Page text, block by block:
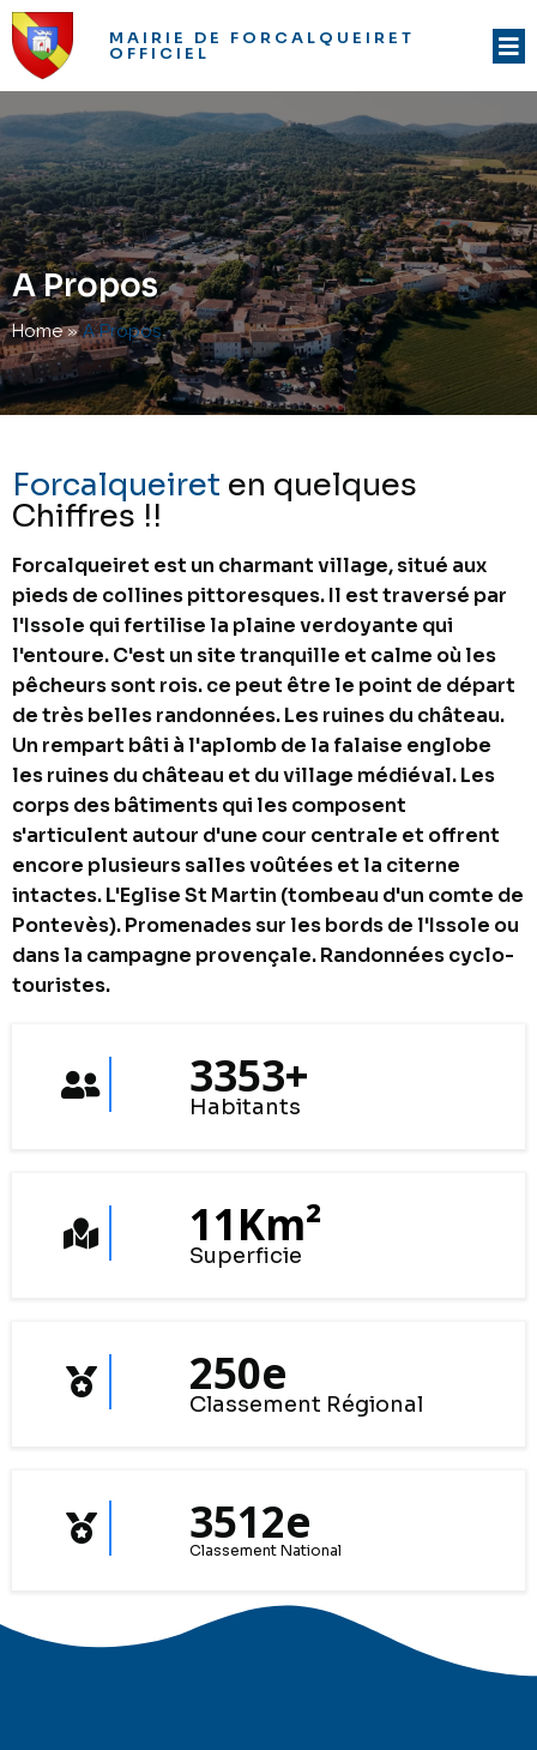
MAIRIE DE FORCALQUEIRET
OFFICIEL
A Propos
Home»A Propos
Forcalqueiret en quelques
Chiffres !!
Forcalqueiret est un charmant village, situé aux
pieds de collines pittoresques. Il est traversé par
l'Issole qui fertilise la plaine verdoyante qui
l'entoure. C'est un site tranquille et calme où les
pêcheurs sont rois. ce peut être le point de départ
de très belles randonnées. Les ruines du château.
Un rempart bâti à l'aplomb de la falaise englobe
les ruines du château et du village médiéval. Les
corps des bâtiments qui les composent
s'articulent autour d'une cour centrale et offrent
encore plusieurs salles voûtées et la citerne
intactes. L'Eglise St Martin (tombeau d'un comte de
Pontevès). Promenades sur les bords de l'Issole ou
dans la campagne provençale. Randonnées cyclo-
touristes.
3353+
Habitants
11Km²
Superficie
250e
Classement Régional
3512e
Classement National